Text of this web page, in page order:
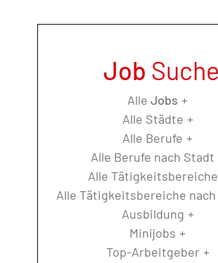
Job Suche
Alle Jobs
Alle Städte
Alle Berufe
Alle Berufe nach Stadt
Alle Tätigkeitsbereiche
Alle Tätigkeitsbereiche
Ausbildung
Minijobs
Top-Arbeitgeber